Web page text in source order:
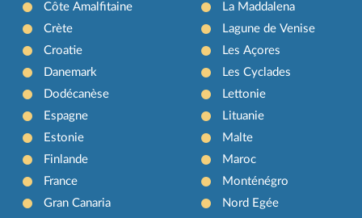
Côte Amalfitaine
Crète
Croatie
Danemark
Dodécanèse
Espagne
Estonie
Finlande
France
Gran Canaria
La Maddalena
Lagune de Venise
Les Açores
Les Cyclades
Lettonie
Lituanie
Malte
Maroc
Monténégro
Nord Egée